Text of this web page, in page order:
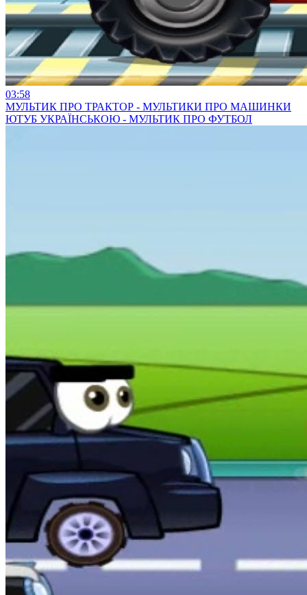
03:58
МУЛЬТИК ПРО ТРАКТОР - МУЛЬТИКИ ПРО МАШИНКИ
ЮТУБ УКРАЇНСЬКОЮ - МУЛЬТИК ПРО ФУТБОЛ